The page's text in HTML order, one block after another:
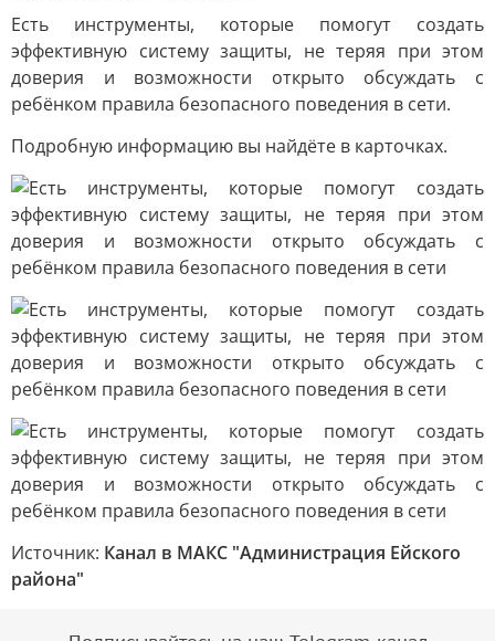
Есть инструменты, которые помогут создать
эффективную систему защиты, не теряя при этом
доверия и возможности открыто обсуждать с
ребёнком правила безопасного поведения в сети.
Подробную информацию вы найдёте в карточках.
Источник: Канал в МАКС "Администрация Ейского
района"